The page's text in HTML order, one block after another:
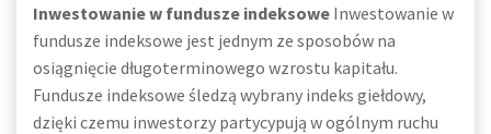
Inwestowanie w fundusze indeksowe Inwestowanie w
fundusze indeksowe jest jednym ze sposobów na
osiągnięcie długoterminowego wzrostu kapitału.
Fundusze indeksowe śledzą wybrany indeks giełdowy,
dzięki czemu inwestorzy partycypują w ogólnym ruchu